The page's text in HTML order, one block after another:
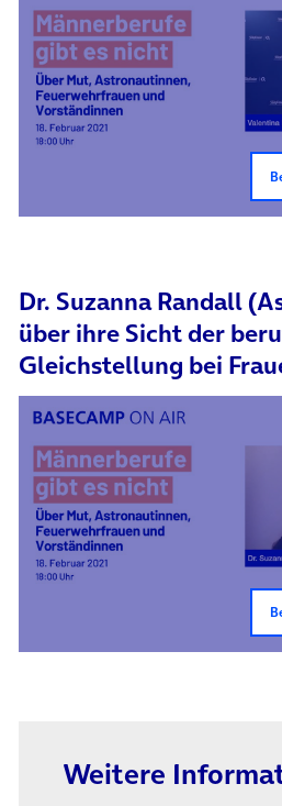
Dr. Suzanna Randall
über ihre Sicht der
Gleichstellung bei
Weitere